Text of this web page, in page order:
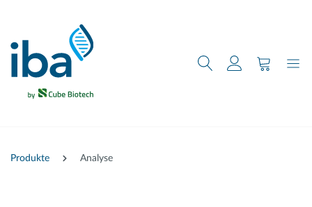
Produkte Analyse